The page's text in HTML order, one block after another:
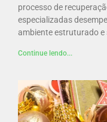
processo de
especializadas
ambiente estruturado e
Continue lendo...